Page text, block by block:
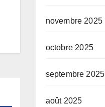
novembre 2025
octobre 2025
septembre 2025
août 2025